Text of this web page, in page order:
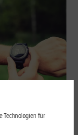
Technologien für